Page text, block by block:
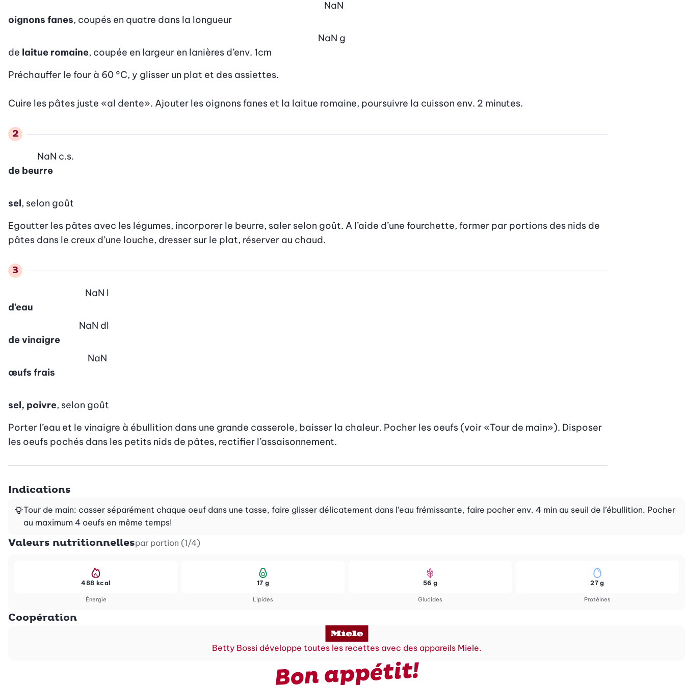
oignons fanes, coupés en quatre dans la longueur
NaN
de laitue romaine, coupée en largeur en lanières d’env. 1cm
NaN g
Préchauffer le four à 60 °C, y glisser un plat et des assiettes.
Cuire les pâtes juste «al dente». Ajouter les oignons fanes et la laitue romaine, poursuivre la cuisson env. 2 minutes.
de beurre
NaN c.s.
sel, selon goût
Egoutter les pâtes avec les légumes, incorporer le beurre, saler selon goût. A l’aide d’une fourchette, former par portions des nids de
pâtes dans le creux d’une louche, dresser sur le plat, réserver au chaud.
d’eau
NaN l
de vinaigre
NaN dl
œufs frais
NaN
sel, poivre, selon goût
Porter l’eau et le vinaigre à ébullition dans une grande casserole, baisser la chaleur. Pocher les oeufs (voir «Tour de main»). Disposer
les oeufs pochés dans les petits nids de pâtes, rectifier l’assaisonnement.
Indications
Tour de main: casser séparément chaque oeuf dans une tasse, faire glisser délicatement dans l’eau frémissante, faire pocher env. 4 min au seuil de l’ébullition. Pocher
au maximum 4 oeufs en même temps!
Valeurs nutritionnellespar portion (1/4)
Énergie
488 kcal
Lipides
17 g
Glucides
56 g
Protéines
27 g
Coopération
Betty Bossi développe toutes les recettes avec des appareils Miele.
Bon appétit!